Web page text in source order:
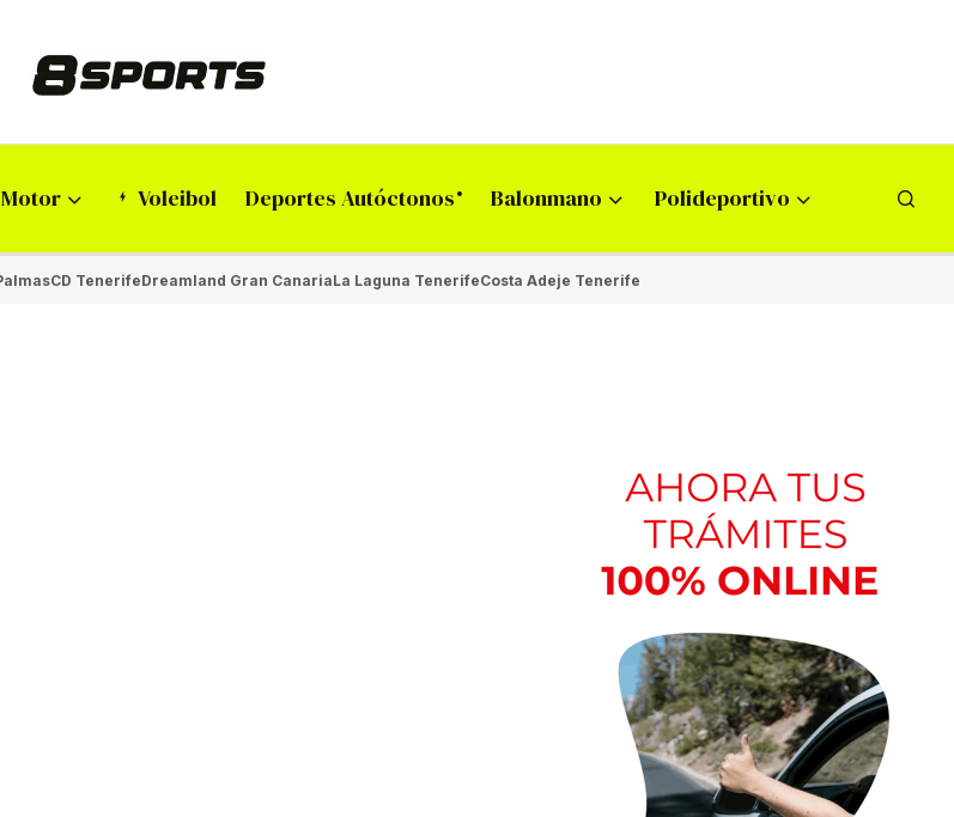
Motor Voleibol Deportes Autóctonos Balonmano Polideportivo
CD TenerifeDreamland Gran CanariaLa Laguna TenerifeCosta Adeje Tenerife